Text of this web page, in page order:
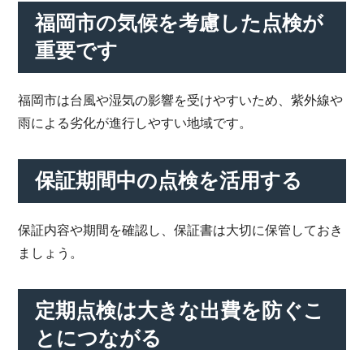
福岡市の気候を考慮した点検が
重要です
福岡市は台風や湿気の影響を受けやすいため、紫外線や
雨による劣化が進行しやすい地域です。
保証期間中の点検を活用する
保証内容や期間を確認し、保証書は大切に保管しておき
ましょう。
定期点検は大きな出費を防ぐこ
とにつながる